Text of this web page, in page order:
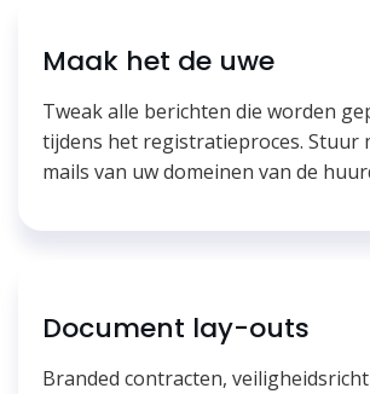
Maak het de uwe
Tweak alle berichten die worden
tijdens het registratieproces. Stuur
mails van uw domeinen van de
Document lay-outs
Branded contracten,